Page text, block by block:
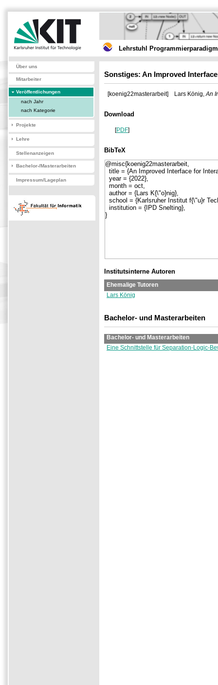
Lehrstuhl
Über uns
Mitarbeiter
Veröffentlichungen
nach Jahr
nach Kategorie
Projekte
Lehre
Stellenanzeigen
Bachelor-/Masterarbeiten
Impressum/Lageplan
Sonstiges: An Improved
[koenig22masterarbeit] Lars König,An
Download
[PDF]
BibTeX
Institutsinterne Autoren
Ehemalige Tutoren
Lars König
Bachelor- und Masterarbeiten
Bachelor- und Masterarbeiten
Eine Schnittstelle für Separation-Logic-